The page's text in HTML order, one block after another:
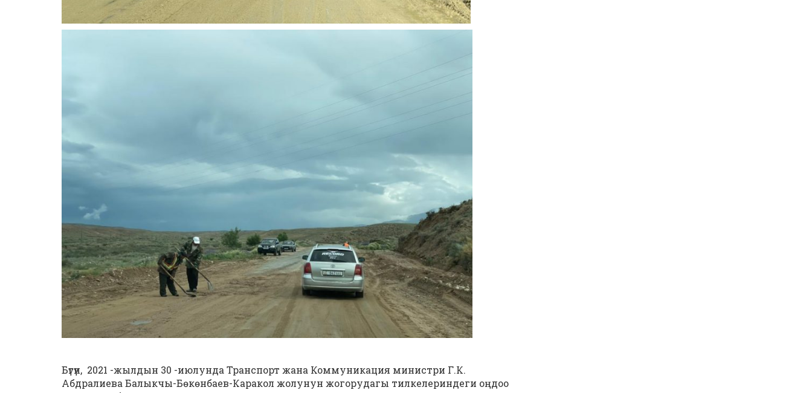
Бүгүн, 2021 -жылдын 30 -июлунда Транспорт жана Коммуникация министри Г.К.
Абдралиева Балыкчы-Бөкөнбаев-Каракол жолунун жогорудагы тилкелериндеги оңдоо